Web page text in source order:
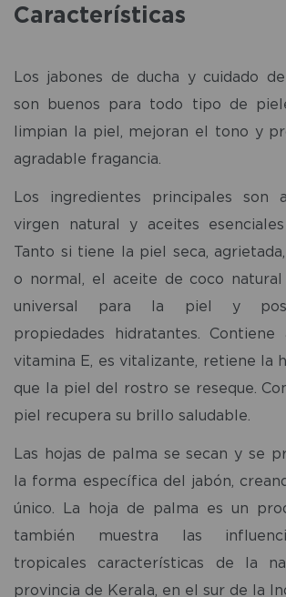
Características
Los jabones de ducha y cuidado
son buenos para todo tipo de
limpian la piel, mejoran el tono y
agradable fragancia.
Los ingredientes principales son
virgen natural y aceites esenciales
Tanto si tiene la piel seca,
o normal, el aceite de coco
universal para la piel y
propiedades hidratantes. Contiene
vitamina E, es vitalizante, retiene la
que la piel del rostro se reseque.
piel recupera su brillo saludable.
Las hojas de palma se secan y se
la forma específica del jabón,
único. La hoja de palma es un
también muestra las
tropicales características de la
provincia de Kerala, en el sur de la